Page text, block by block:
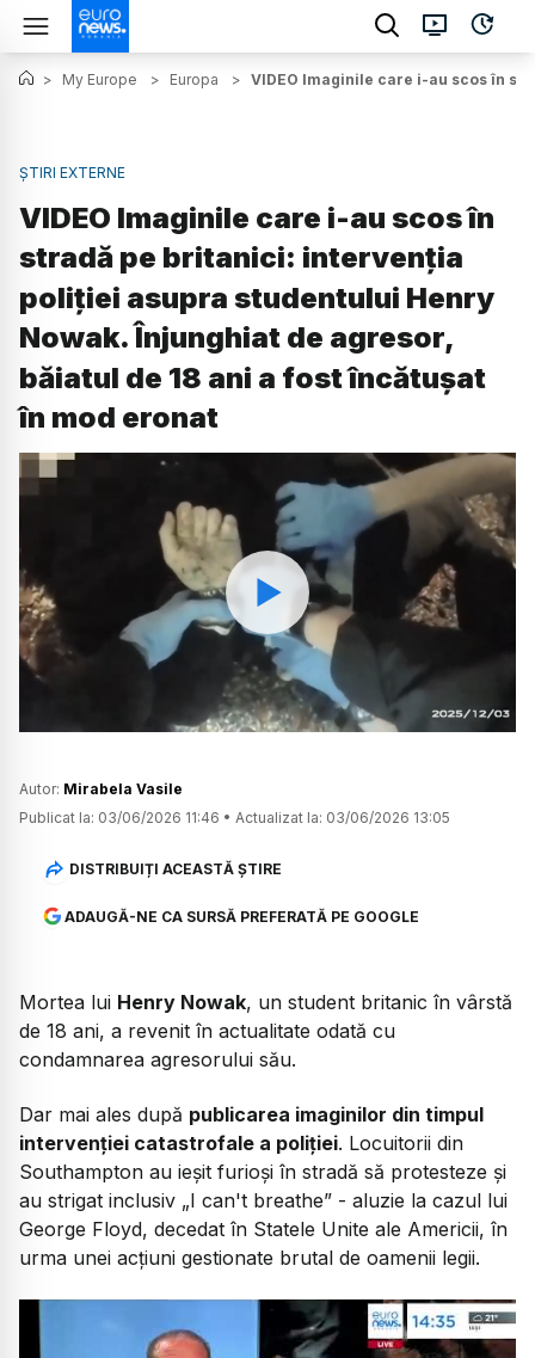
> My Europe > Europa > VIDEO Imaginile care i-au scos în
ȘTIRI EXTERNE
VIDEO Imaginile care i-au scos în
stradă pe britanici: intervenția
poliției asupra studentului Henry
Nowak. Înjunghiat de agresor,
băiatul de 18 ani a fost încătușat
în mod eronat
Watch
Autor: Mirabela Vasile
Publicat la: 03/06/2026 11:46 • Actualizat la: 03/06/2026 13:05
DISTRIBUIȚI ACEASTĂ ȘTIRE
ADAUGĂ-NE CA SURSĂ PREFERATĂ PE GOOGLE
Mortea lui Henry Nowak, un student britanic în vârstă
de 18 ani, a revenit în actualitate odată cu
condamnarea agresorului său.
Dar mai ales după publicarea imaginilor din timpul
intervenției catastrofale a poliției. Locuitorii din
Southampton au ieșit furioși în stradă să protesteze și
au strigat inclusiv „I can't breathe” - aluzie la cazul lui
George Floyd, decedat în Statele Unite ale Americii, în
urma unei acțiuni gestionate brutal de oamenii legii.